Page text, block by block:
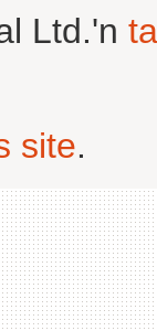
Ltd.'n
site.